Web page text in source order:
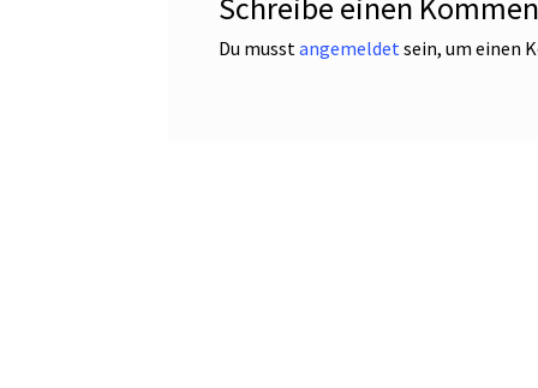
Schreibe einen
Du musst angemeldet sein, um einen